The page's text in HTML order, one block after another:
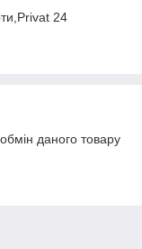
24
даного товару